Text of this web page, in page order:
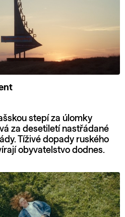
stepí za úlomky
za desetiletí nastřádané
Tíživé dopady ruského
obyvatelstvo dodnes.